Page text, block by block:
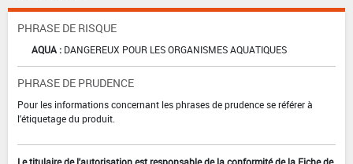
PHRASE DE RISQUE
AQUA : DANGEREUX POUR LES ORGANISMES AQUATIQUES
PHRASE DE PRUDENCE
Pour les informations concernant les phrases de prudence se référer à
l'étiquetage du produit.
Le titulaire de l'autorisation est responsable de la conformité de la Fiche de